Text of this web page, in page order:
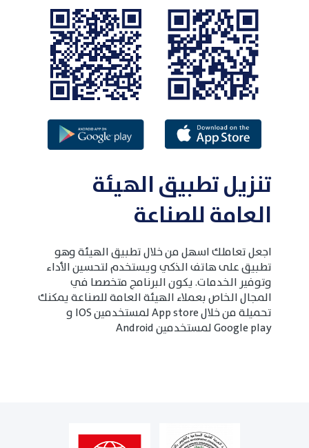
تنزيل تطبيق الهيئة
العامة للصناعة
اجعل تعاملك اسهل من خلال تطبيق الهيئة وهو
تطبيق على هاتف الذكي ويستخدم لتحسين الأداء
وتوفير الخدمات. يكون البرنامج متخصصا في
المجال الخاص بعملاء الهيئة العامة للصناعة يمكنك
تحميلة من خلال App store لمستخدمين IOS و
Google play لمستخدمين Android